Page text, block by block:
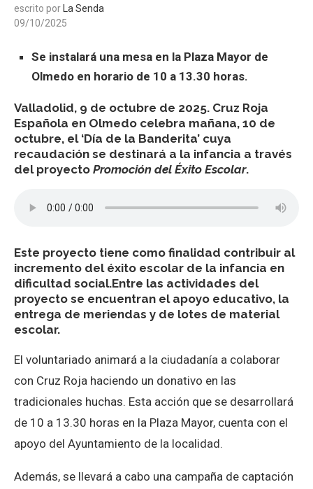
escrito por La Senda
09/10/2025
Se instalará una mesa en la Plaza Mayor de
Olmedo en horario de 10 a 13.30 horas.
Valladolid, 9 de octubre de 2025. Cruz Roja
Española en Olmedo celebra mañana, 10 de
octubre, el ‘Día de la Banderita’ cuya
recaudación se destinará a la infancia a través
del proyecto Promoción del Éxito Escolar.
Este proyecto tiene como finalidad contribuir al
incremento del éxito escolar de la infancia en
dificultad social.Entre las actividades del
proyecto se encuentran el apoyo educativo, la
entrega de meriendas y de lotes de material
escolar.
El voluntariado animará a la ciudadanía a colaborar
con Cruz Roja haciendo un donativo en las
tradicionales huchas. Esta acción que se desarrollará
de 10 a 13.30 horas en la Plaza Mayor, cuenta con el
apoyo del Ayuntamiento de la localidad.
Además, se llevará a cabo una campaña de captación